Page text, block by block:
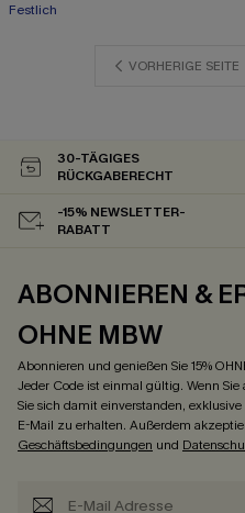
Festlich
VORHERIGE SEITE
30-TÄGIGES
RÜCKGABERECHT
-15% NEWSLETTER-
RABATT
ABONNIEREN &
OHNE MBW
Abonnieren und genießen Sie 15%
Jeder Code ist einmal gültig. Wenn
Sie sich damit einverstanden,
E-Mail zu erhalten. Außerdem
Geschäftsbedingungen und